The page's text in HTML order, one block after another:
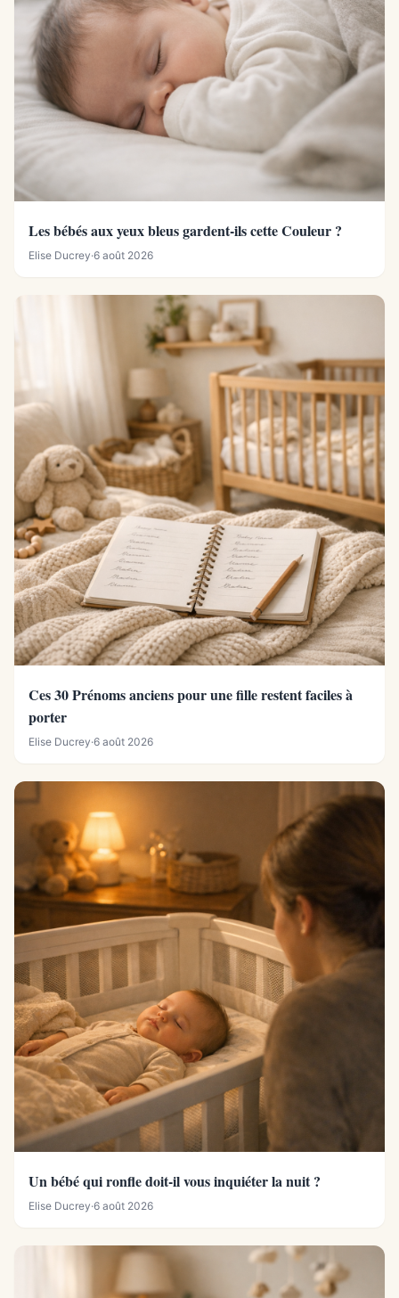
Les bébés aux yeux bleus gardent-ils cette Couleur ?
Elise Ducrey·6 août 2026
Ces 30 Prénoms anciens pour une fille restent faciles à
porter
Elise Ducrey·6 août 2026
Un bébé qui ronfle doit-il vous inquiéter la nuit ?
Elise Ducrey·6 août 2026